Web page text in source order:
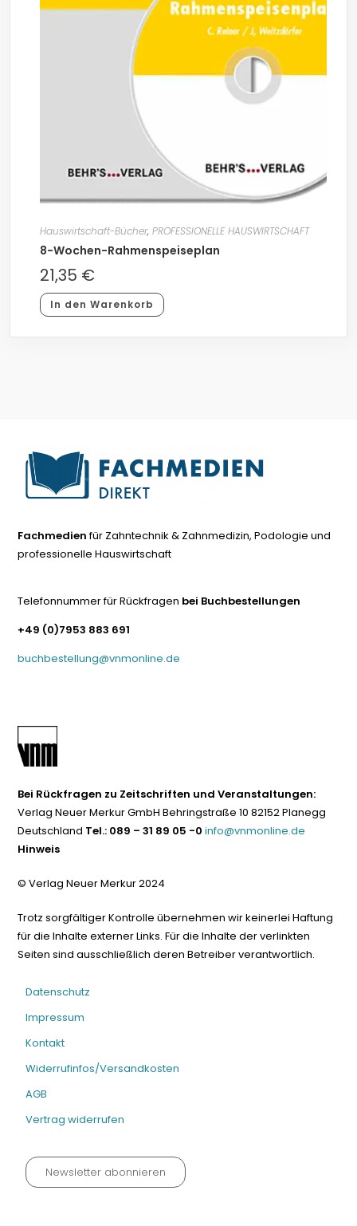
Hauswirtschaft-Bücher, PROFESSIONELLE HAUSWIRTSCHAFT
8-Wochen-Rahmenspeiseplan
21,35 €
In den Warenkorb
Fachmedienfür Zahntechnik & Zahnmedizin, Podologie und
professionelle Hauswirtschaft
Telefonnummer für Rückfragen bei Buchbestellungen
+49 (0)7953 883 691
buchbestellung@vnmonline.de
Bei Rückfragen zu Zeitschriften und Veranstaltungen:
Verlag Neuer Merkur GmbH Behringstraße 10 82152 Planegg
Deutschland Tel.: 089 – 31 89 05 -0 info@vnmonline.de
Hinweis
© Verlag Neuer Merkur 2024
Trotz sorgfältiger Kontrolle übernehmen wir keinerlei Haftung
für die Inhalte externer Links. Für die Inhalte der verlinkten
Seiten sind ausschließlich deren Betreiber verantwortlich.
Datenschutz
Impressum
Kontakt
Widerrufinfos/Versandkosten
AGB
Vertrag widerrufen
Newsletter abonnieren